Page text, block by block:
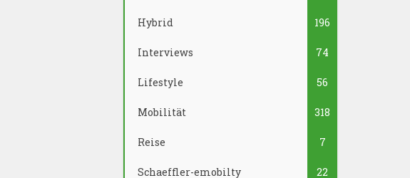
Hybrid 196
Interviews 74
Lifestyle 56
Mobilität 318
Reise 7
Schaeffler-emobilty 22